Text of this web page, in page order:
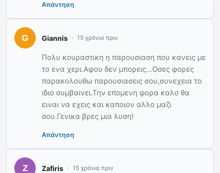
Απάντηση
Giannis 15 χρόνια πριν
Πολυ κουραστικη η παρουσιαση που κανεις με
το ενα χερι.Αφου δεν μπορεις…Οσες φορες
παρακολουθω παρουσιασεις σου,συνεχεια το
ιδιο συμβαινει.Την επομενη φορα καλο θα
ειναι να εχεις και καποιον αλλο μαζι
σου.Γενικα βρες μια λυση!
Απάντηση
Zafiris 15 χρόνια πριν